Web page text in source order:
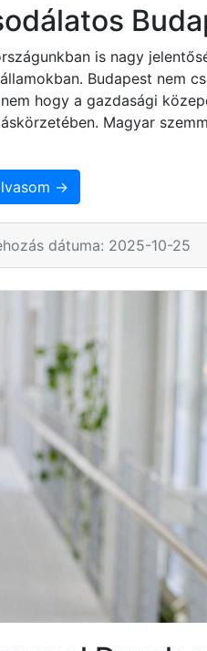
is nagy
Budapest nem
hogy a gazdasági
Magyar
→
dátuma: 2025-10-25